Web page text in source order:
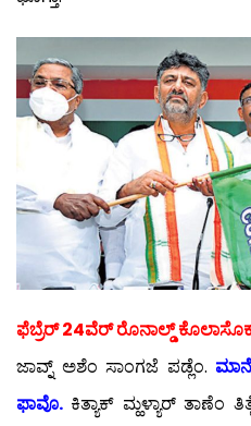
ಫೆಬ್ರೆರ್ 24ವೆರ್ ರೊನಾಲ್ಡ್
ಜಾವ್ನ್ ಅಶೆಂ ಸಾಂಗಜೆ ಪಡ್ಲೆಂ.
ಫಾವೊ. ಕಿತ್ಯಾಕ್ ಮ್ಹಳ್ಯಾರ್